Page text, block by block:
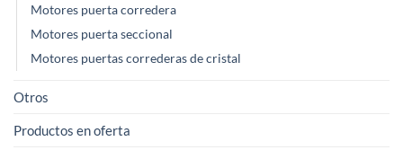
Motores puerta corredera
Motores puerta seccional
Motores puertas correderas de cristal
Otros
Productos en oferta